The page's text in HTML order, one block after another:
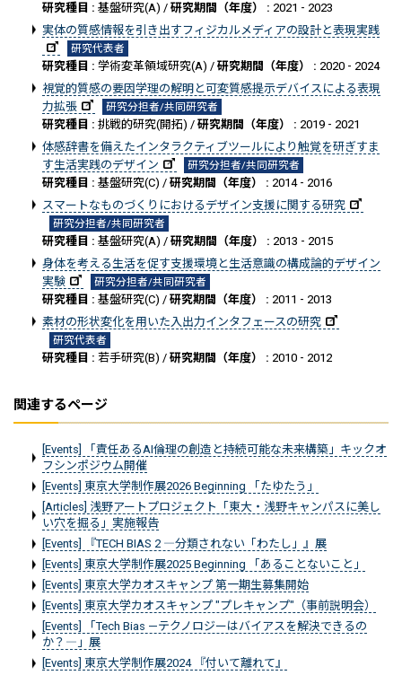
研究種目 : 基盤研究(A) / 研究期間（年度） : 2021 - 2023
実体の質感情報を引き出すフィジカルメディアの設計と表現実践
研究代表者
研究種目 : 学術変革領域研究(A) / 研究期間（年度） : 2020 - 2024
視覚的質感の要因学理の解明と可変質感提示デバイスによる表現
力拡張
研究分担者/共同研究者
研究種目 : 挑戦的研究(開拓) / 研究期間（年度） : 2019 - 2021
体感辞書を備えたインタラクティブツールにより触覚を研ぎすま
す生活実践のデザイン
研究分担者/共同研究者
研究種目 : 基盤研究(C) / 研究期間（年度） : 2014 - 2016
スマートなものづくりにおけるデザイン支援に関する研究
研究分担者/共同研究者
研究種目 : 基盤研究(A) / 研究期間（年度） : 2013 - 2015
身体を考える生活を促す支援環境と生活意識の構成論的デザイン
実験
研究分担者/共同研究者
研究種目 : 基盤研究(C) / 研究期間（年度） : 2011 - 2013
素材の形状変化を用いた入出力インタフェースの研究
研究代表者
研究種目 : 若手研究(B) / 研究期間（年度） : 2010 - 2012
関連するページ
[Events] 「責任あるAI倫理の創造と持続可能な未来構築」キックオ
フシンポジウム開催
[Events] 東京大学制作展2026 Beginning 「たゆたう」
[Articles] 浅野アートプロジェクト「東大・浅野キャンパスに美し
い穴を掘る」実施報告
[Events] 『TECH BIAS 2 ―分類されない「わたし」』展
[Events] 東京大学制作展2025 Beginning 「あることないこと」
[Events] 東京大学カオスキャンプ 第一期生募集開始
[Events] 東京大学カオスキャンプ "プレキャンプ"（事前説明会）
[Events] 「Tech Bias —テクノロジーはバイアスを解決できるの
か？―」展
[Events] 東京大学制作展2024 『付いて離れて』